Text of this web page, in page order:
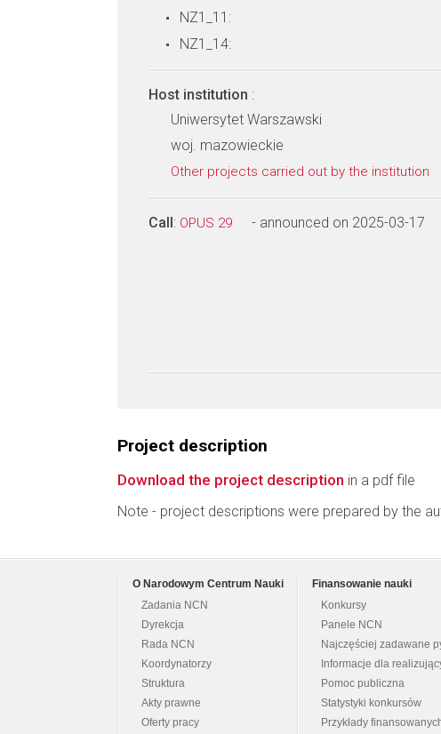
NZ1_11:
NZ1_14:
Host institution :
Uniwersytet Warszawski
woj. mazowieckie
Other projects carried out by the institution
Call: OPUS 29 - announced on 2025-03-17
Project description
Download the project description in a pdf file
Note - project descriptions were prepared by the
O Narodowym Centrum Nauki
Zadania NCN
Dyrekcja
Rada NCN
Koordynatorzy
Struktura
Akty prawne
Oferty pracy
Finansowanie nauki
Konkursy
Panele NCN
Najczęściej zadawane
Informacje dla
Pomoc publiczna
Statystyki konkursów
Przykłady